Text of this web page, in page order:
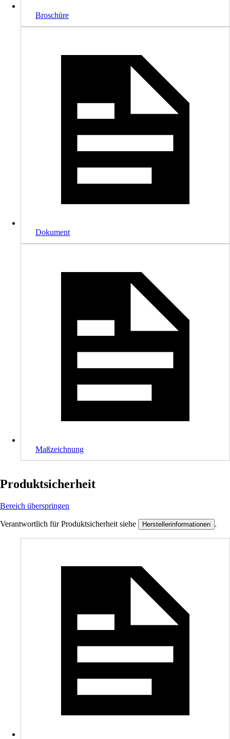
Broschüre
Dokument
Maßzeichnung
Produktsicherheit
Bereich überspringen
Verantwortlich für Produktsicherheit siehe Herstellerinformationen .